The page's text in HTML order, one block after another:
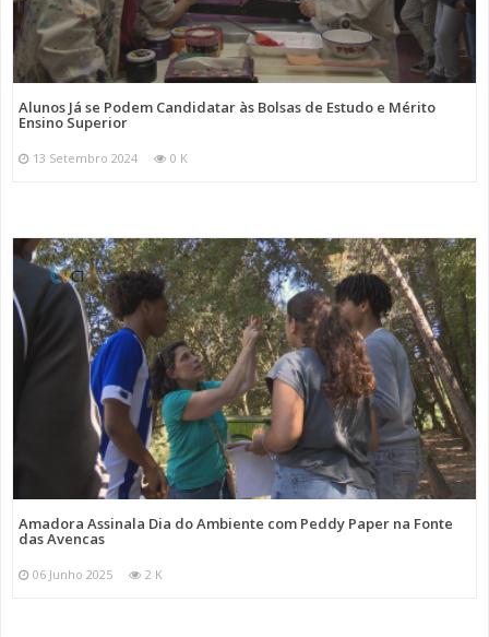
Alunos Já se Podem Candidatar às Bolsas de Estudo e Mérito
Ensino Superior
13 Setembro 2024 0 K
Amadora Assinala Dia do Ambiente com Peddy Paper na Fonte
das Avencas
06 Junho 2025 2 K